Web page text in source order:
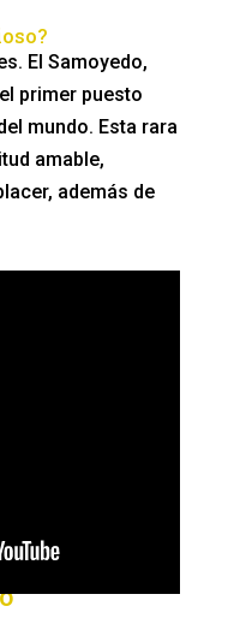
El Samoyedo,
primer puesto
mundo. Esta rara
amable,
además de